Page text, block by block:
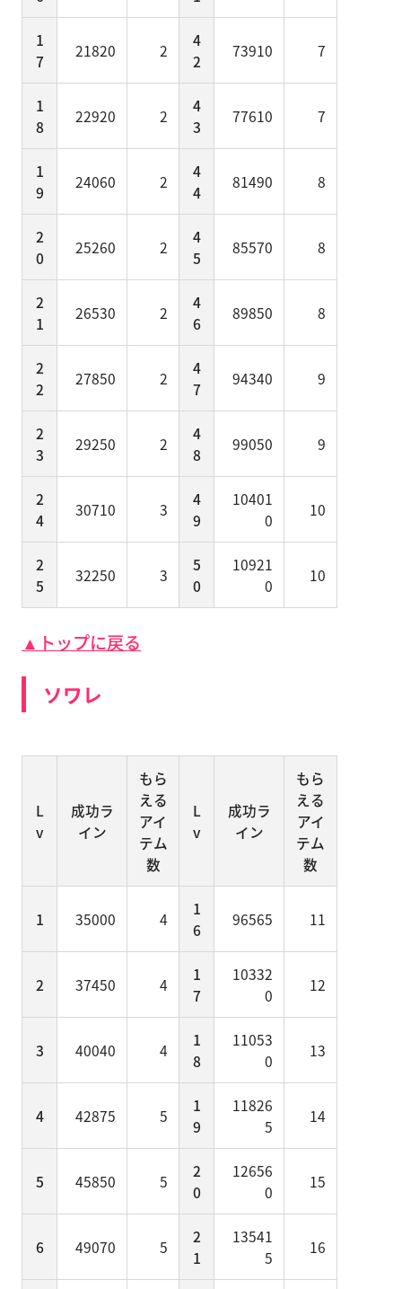
1
7
21820 2
4
2
73910 7
1
8
22920 2
4
3
77610 7
1
9
24060 2
4
4
81490 8
2
0
25260 2
4
5
85570 8
2
1
26530 2
4
6
89850 8
2
2
27850 2
4
7
94340 9
2
3
29250 2
4
8
99050 9
2
4
30710 3
4
9
10401
0
10
2
5
32250 3
5
0
10921
0
10
▲トップに戻る
ソワレ
L
v
成功ラ
イン
もら
える
アイ
テム
数
L
v
成功ラ
イン
もら
える
アイ
テム
数
1 35000 4
1
6
96565 11
2 37450 4
1
7
10332
0
12
3 40040 4
1
8
11053
0
13
4 42875 5
1
9
11826
5
14
5 45850 5
2
0
12656
0
15
6 49070 5
2
1
13541
5
16